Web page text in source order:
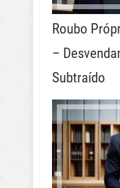
Roubo
–
Subtraído